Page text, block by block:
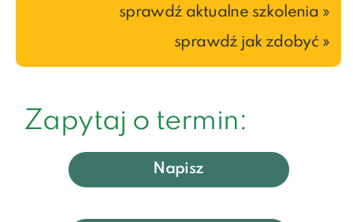
sprawdź aktualne szkolenia »
sprawdź jak zdobyć »
Zapytaj o termin:
Napisz